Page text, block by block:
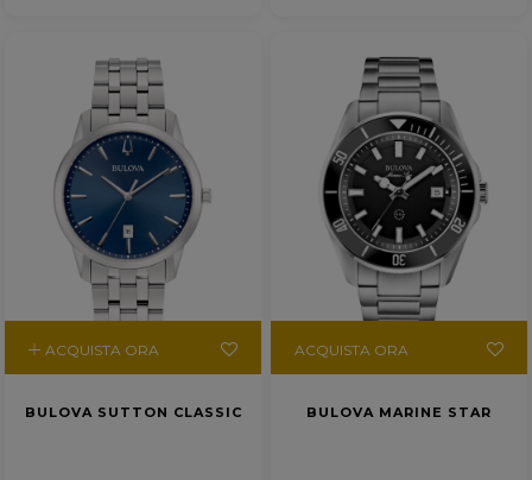
ACQUISTA ORA
BULOVA SUTTON CLASSIC
ACQUISTA ORA
BULOVA MARINE STAR